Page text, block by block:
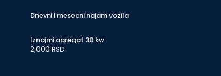
Dnevni i mesecni najam vozila
Iznajmi agregat 30 kw
2,000 RSD